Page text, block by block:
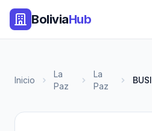
BoliviaHub
Inicio
La
Paz
La
Paz